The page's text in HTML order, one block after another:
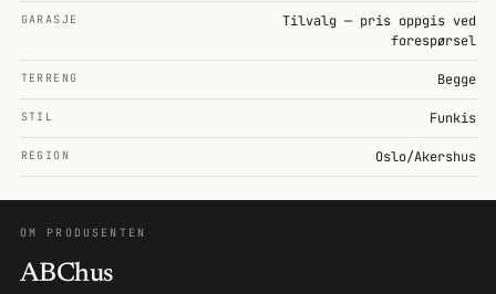
GARASJE
Tilvalg — pris oppgis ved
forespørsel
TERRENG Begge
STIL Funkis
REGION Oslo/Akershus
OM PRODUSENTEN
ABChus